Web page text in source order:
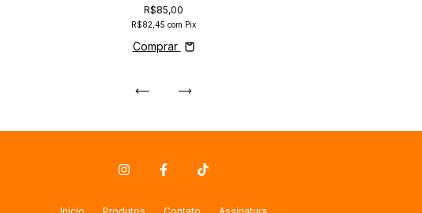
R$85,00
R$82,45 com Pix
Comprar